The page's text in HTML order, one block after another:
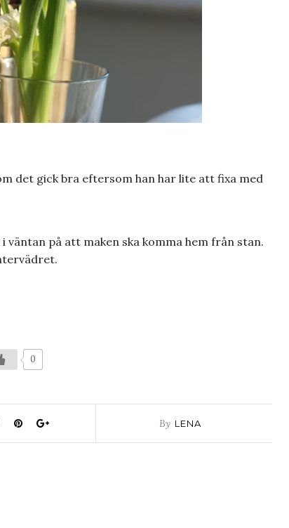
det gick bra eftersom han har lite att fixa med
på att maken ska komma hem från stan.
0
By LENA